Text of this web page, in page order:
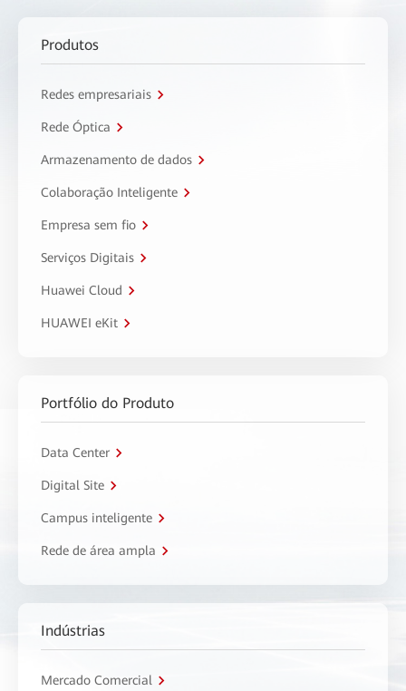
Produtos
Redes empresariais
Rede Óptica
Armazenamento de dados
Colaboração Inteligente
Empresa sem fio
Serviços Digitais
Huawei Cloud
HUAWEI eKit
Portfólio do Produto
Data Center
Digital Site
Campus inteligente
Rede de área ampla
Indústrias
Mercado Comercial